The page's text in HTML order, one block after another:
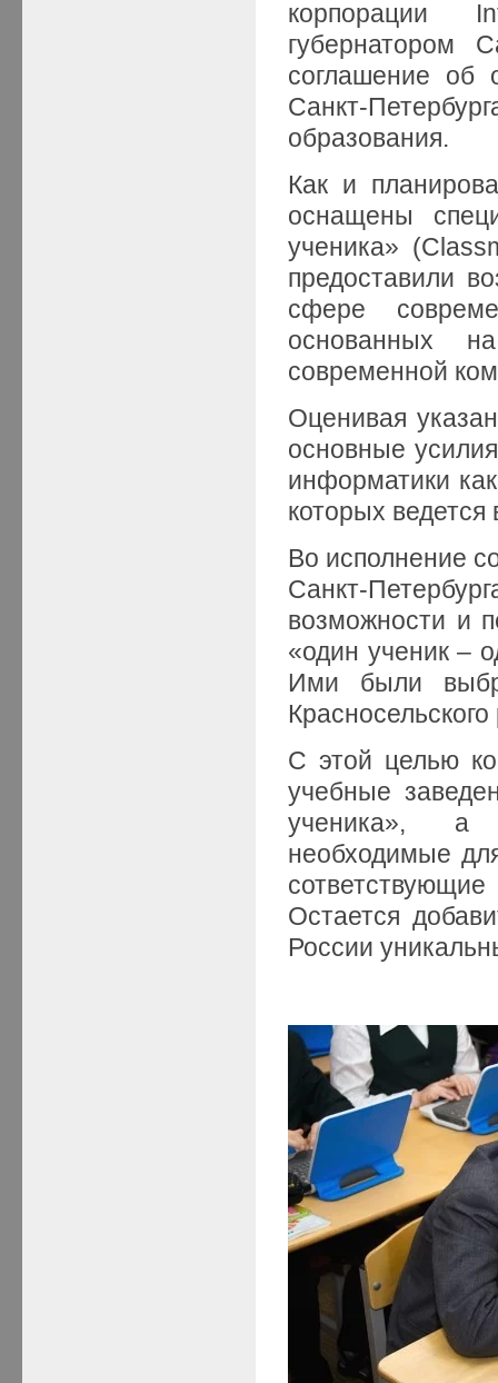
корпорации
губернатором
соглашение об
Санкт-
образования.
Как и
оснащены
ученика»
предоставили
сфере
основанных
современной
Оценивая
основные
информатики
которых
Во исполнение
Санкт-
возможности и
«один ученик –
Ими были
С этой целью
учебные
ученика», а
необходимые
Остается
России